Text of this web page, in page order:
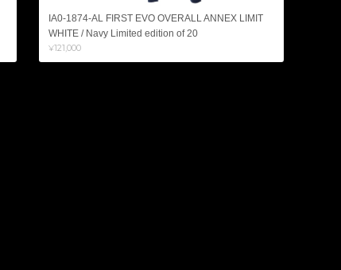
IA0-1874-AL FIRST EVO OVERALL ANNEX LIMIT
WHITE / Navy Limited edition of 20
¥121,000